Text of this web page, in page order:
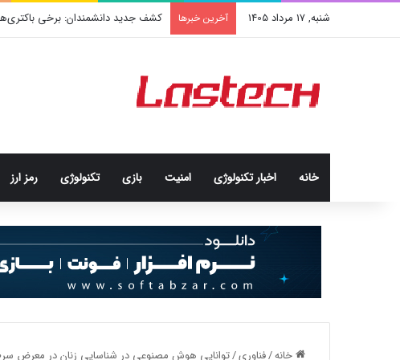
شنبه, 17 مرداد 1405 آخرین خبرها کشف جدید دانشمندان: برخی باکتری‌های
خانه اخبار تکنولوژی امنيت بازی تکنولوژی رمز ارز
خانه/فناوری/توانایی هوش مصنوعی در شناسایی زنان در معرض